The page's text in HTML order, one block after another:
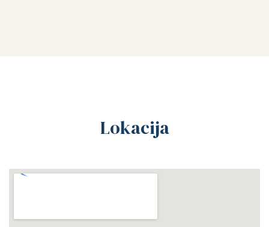
Lokacija